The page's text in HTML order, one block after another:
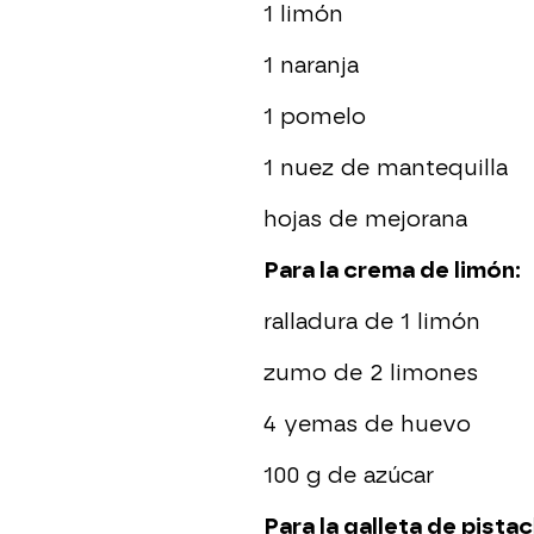
1 limón
1 naranja
1 pomelo
1 nuez de mantequilla
hojas de mejorana
Para la crema de limón:
ralladura de 1 limón
zumo de 2 limones
4 yemas de huevo
100 g de azúcar
Para la galleta de